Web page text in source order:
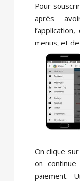
Pour
après
menus, et de
On clique
on
paiement.